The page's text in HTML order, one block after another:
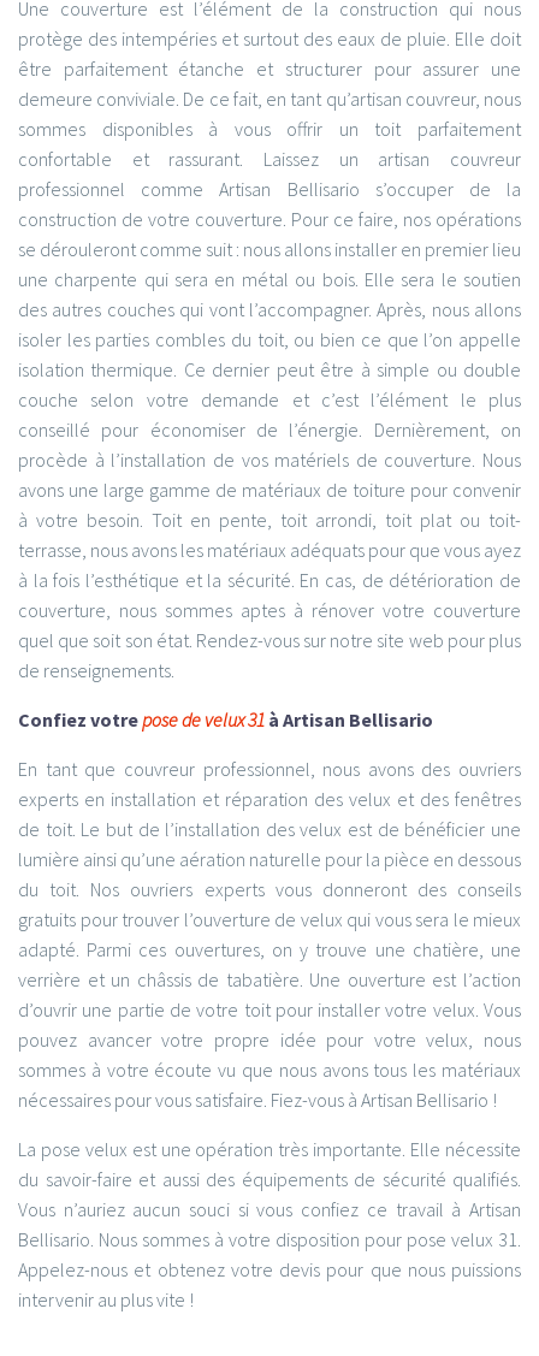
Une couverture est l’élément de la construction qui nous
protège des intempéries et surtout des eaux de pluie. Elle doit
être parfaitement étanche et structurer pour assurer une
demeure conviviale. De ce fait, en tant qu’artisan couvreur, nous
sommes disponibles à vous offrir un toit parfaitement
confortable et rassurant. Laissez un artisan couvreur
professionnel comme Artisan Bellisario s’occuper de la
construction de votre couverture. Pour ce faire, nos opérations
se dérouleront comme suit : nous allons installer en premier lieu
une charpente qui sera en métal ou bois. Elle sera le soutien
des autres couches qui vont l’accompagner. Après, nous allons
isoler les parties combles du toit, ou bien ce que l’on appelle
isolation thermique. Ce dernier peut être à simple ou double
couche selon votre demande et c’est l’élément le plus
conseillé pour économiser de l’énergie. Dernièrement, on
procède à l’installation de vos matériels de couverture. Nous
avons une large gamme de matériaux de toiture pour convenir
à votre besoin. Toit en pente, toit arrondi, toit plat ou toit-
terrasse, nous avons les matériaux adéquats pour que vous ayez
à la fois l’esthétique et la sécurité. En cas, de détérioration de
couverture, nous sommes aptes à rénover votre couverture
quel que soit son état. Rendez-vous sur notre site web pour plus
de renseignements.
Confiez votre pose de velux 31 à Artisan Bellisario
En tant que couvreur professionnel, nous avons des ouvriers
experts en installation et réparation des velux et des fenêtres
de toit. Le but de l’installation des velux est de bénéficier une
lumière ainsi qu’une aération naturelle pour la pièce en dessous
du toit. Nos ouvriers experts vous donneront des conseils
gratuits pour trouver l’ouverture de velux qui vous sera le mieux
adapté. Parmi ces ouvertures, on y trouve une chatière, une
verrière et un châssis de tabatière. Une ouverture est l’action
d’ouvrir une partie de votre toit pour installer votre velux. Vous
pouvez avancer votre propre idée pour votre velux, nous
sommes à votre écoute vu que nous avons tous les matériaux
nécessaires pour vous satisfaire. Fiez-vous à Artisan Bellisario !
La pose velux est une opération très importante. Elle nécessite
du savoir-faire et aussi des équipements de sécurité qualifiés.
Vous n’auriez aucun souci si vous confiez ce travail à Artisan
Bellisario. Nous sommes à votre disposition pour pose velux 31.
Appelez-nous et obtenez votre devis pour que nous puissions
intervenir au plus vite !